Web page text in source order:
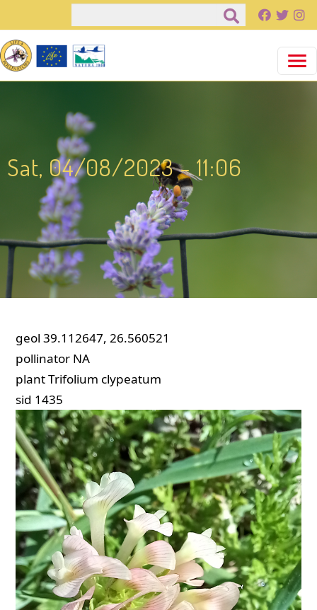
Salta al contenuto principale
Sat, 04/08/2023 - 11:06
geol 39.112647, 26.560521
pollinator NA
plantTrifolium clypeatum
sid 1435